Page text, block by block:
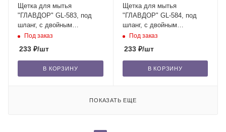
Щетка для мытья
"ГЛАВДОР" GL-583, под
шланг, с двойным
клапаном, зеленая /30
Под заказ
233 ₽/шт
В КОРЗИНУ
Щетка для мытья
"ГЛАВДОР" GL-584, под
шланг, с двойным
клапаном, красная /30
Под заказ
233₽/шт
В КОРЗИНУ
ПОКАЗАТЬ ЕЩЕ